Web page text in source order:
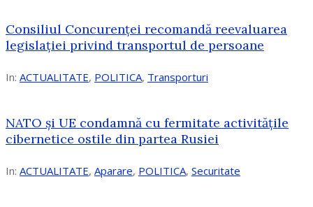
Consiliul Concurenței recomandă reevaluarea
legislației privind transportul de persoane
In: ACTUALITATE, POLITICA, Transporturi
NATO și UE condamnă cu fermitate activitățile
cibernetice ostile din partea Rusiei
In: ACTUALITATE, Aparare, POLITICA, Securitate